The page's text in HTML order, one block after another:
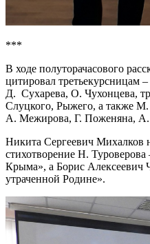
***
В ходе полуторачасового
цитировал третьекурсницам
Д. Сухарева, О. Чухонцева,
Слуцкого, Рыжего, а также
А. Межирова, Г. Поженяна,
Никита Сергеевич Михалков
стихотворение Н.
Крыма», а Борис
утраченной Родине».